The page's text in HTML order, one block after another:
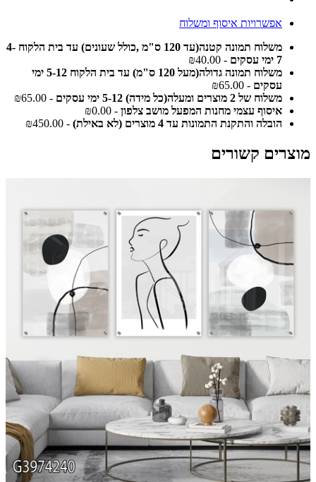
אפשרויות איסוף ומשלוח
משלוח תמונה קטנה(עד 120 ס"מ ,כולל שעונים) עד בית הלקוח 4-
7 ימי עסקים
- ₪40.00
משלוח תמונה גדולה(מעל 120 ס"מ) עד בית הלקוח 5-12 ימי
עסקים - ₪65.00
משלוח של 2 מוצרים ומעלה(כל מידה) 5-12 ימי עסקים
- ₪65.00
איסוף עצמי מחנות המפעל מושב צלפון - ₪0.00
הובלה והתקנת התמונות עד 4 מוצרים (לא באילת)
- ₪450.00
מוצרים קשורים